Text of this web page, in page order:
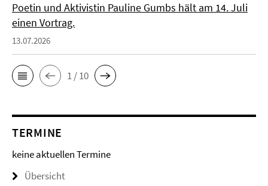
Poetin und Aktivistin Pauline Gumbs hält am 14. Juli
einen Vortrag.
13.07.2026
1 / 10
TERMINE
keine aktuellen Termine
Übersicht